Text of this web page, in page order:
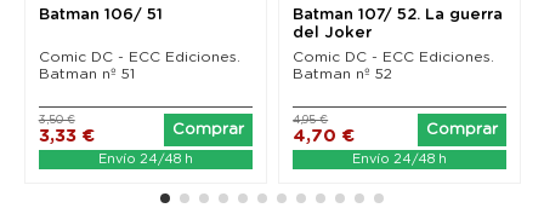
Batman 106/ 51
Comic DC - ECC Ediciones.
Batman nº 51
3,33 €
3,50 €
Comprar
Envío 24/48 h
Batman 107/ 52. La guerra
del Joker
Comic DC - ECC Ediciones.
Batman nº 52
4,70 €
4,95 €
Comprar
Envío 24/48 h